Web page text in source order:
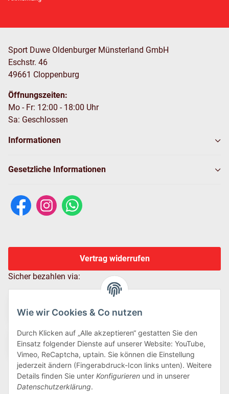
Wie wir Cookies & Co nutzen
Durch Klicken auf „Alle akzeptieren“ gestatten Sie den
Einsatz folgender Dienste auf unserer Website: YouTube,
Vimeo, ReCaptcha, uptain. Sie können die Einstellung
jederzeit ändern (Fingerabdruck-Icon links unten). Weitere
Details finden Sie unter Konfigurieren und in unserer
Datenschutzerklärung.
Sport Duwe Oldenburger Münsterland GmbH
Eschstr. 46
49661 Cloppenburg
Öffnungszeiten:
Mo - Fr: 12:00 - 18:00 Uhr
Sa: Geschlossen
Informationen
Gesetzliche Informationen
Vertrag widerrufen
Sicher bezahlen via:
Wir versenden via: